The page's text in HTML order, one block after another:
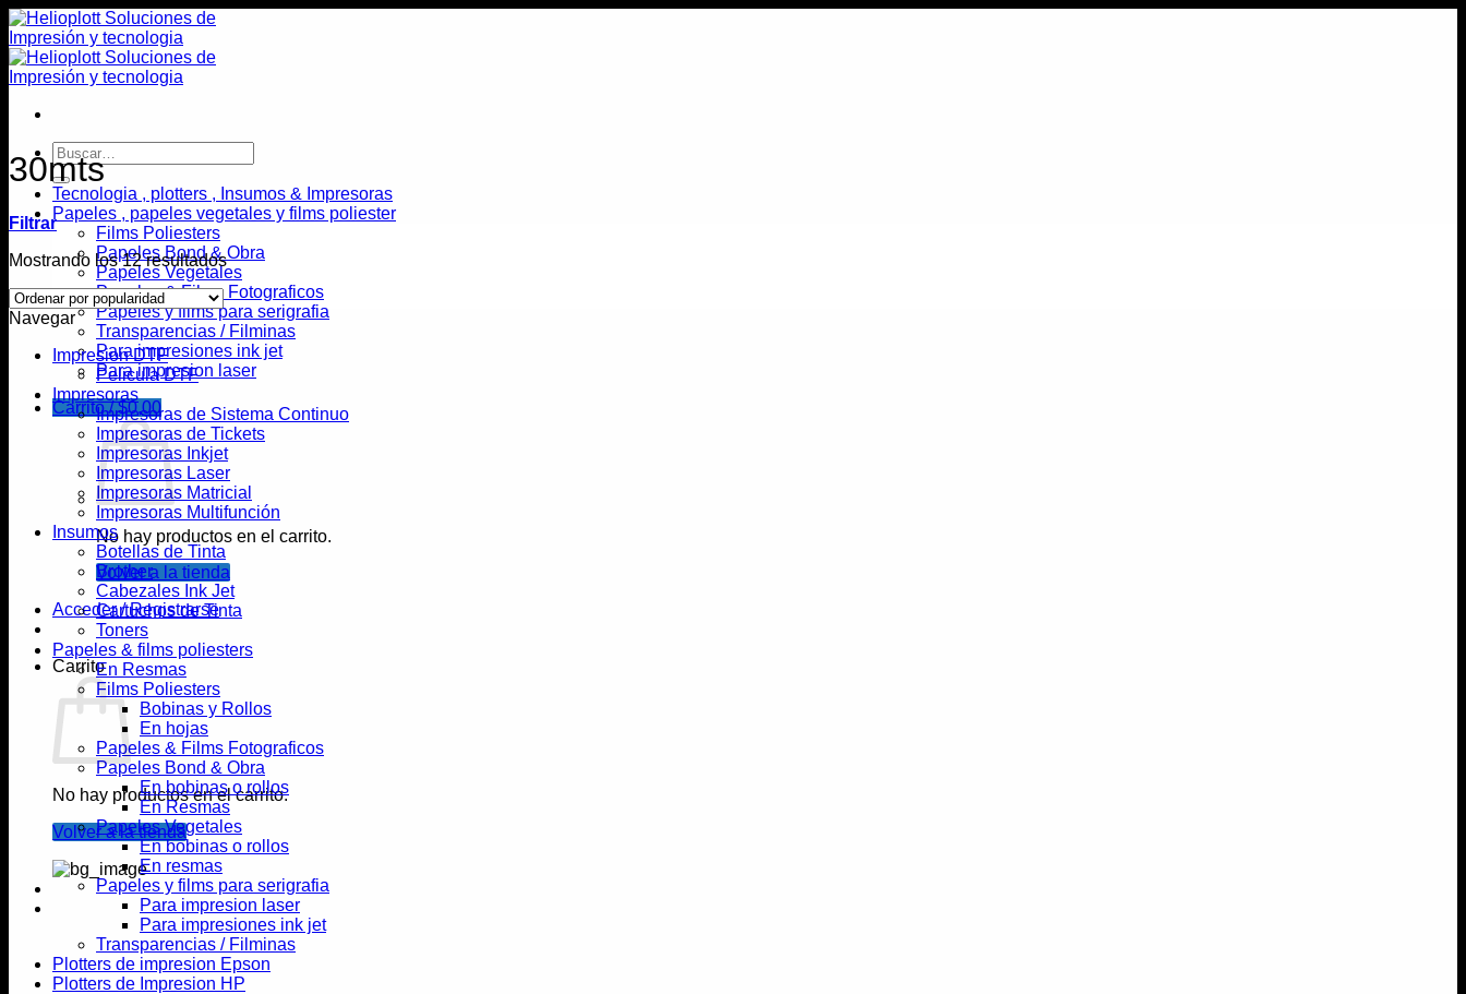
Saltar
al
contenido
Buscar
por:
Tecnologia , plotters , Insumos & Impresoras
Papeles , papeles vegetales y films poliester
Films Poliesters
Papeles Bond & Obra
Papeles Vegetales
Papeles & Films Fotograficos
Papeles y films para serigrafia
Transparencias / Filminas
Para impresiones ink jet
Para impresion laser
Carrito /$0,00
No hay productos en el carrito.
Volver a la tienda
Acceder / Registrarse
Carrito
No hay productos en el carrito.
Volver a la tienda
30mts
Filtrar
Mostrando los 12 resultadosOrdenado
por
popularidad
Navegar
Impresion DTF
Pelicula DTF
Impresoras
Impresoras de Sistema Continuo
Impresoras de Tickets
Impresoras Inkjet
Impresoras Laser
Impresoras Matricial
Impresoras Multifunción
Insumos
Botellas de Tinta
Brother
Cabezales Ink Jet
Cartuchos de Tinta
Toners
Papeles & films poliesters
En Resmas
Films Poliesters
Bobinas y Rollos
En hojas
Papeles & Films Fotograficos
Papeles Bond & Obra
En bobinas o rollos
En Resmas
Papeles Vegetales
En bobinas o rollos
En resmas
Papeles y films para serigrafia
Para impresion laser
Para impresiones ink jet
Transparencias / Filminas
Plotters de impresion Epson
Plotters de Impresion HP